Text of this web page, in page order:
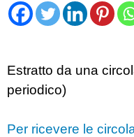
Estratto da una
periodico)
Per ricevere le